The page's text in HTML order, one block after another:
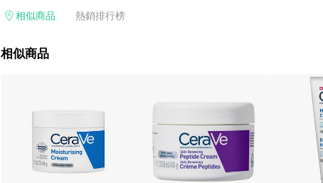
城，點數回饋請依照「蝦皮超市」商店頁為主。 6. 蝦皮商城之訂單適用於部分
若使用不同物流或付款方式，將拆分成不同筆訂單編號發送通知。 11. 若使用
皮官網，則七天內於該蝦皮帳號下訂的首筆訂單會被蝦皮認列為該LINE用戶導
戶使用一個以上蝦皮帳號透過LINE購物進行導購，將可能導致無法收到導購
14. 若有贈點爭議，請務必於訂單日期+60天以內進行洽詢確認；若超過60天(
[注意事項] 1.如導購途中用戶由網頁版(電腦版/手機版網頁)切換為 App 會造
戶先前往蝦皮商城將商品加入購物車，後續透過LINE購物前往至蝦皮商城將
回饋 4.若因系統異常無法追蹤訂單，致使消費者無接收到點數回饋，蝦皮保
商品價格若與蝦皮賣場實際價格有異，以蝦皮賣場價格為準"
相似商品 熱銷排行榜
相似商品